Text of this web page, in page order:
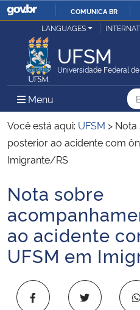
COMUNICA BR
Ministério da Justiça e Segurança Pública
Ministério da Defesa
Ministério das Relações Exteriores
Ministério da Economia
Ministério da Infraestrutura
Ministério da Agricultura, Pecuária e
Ministério da Educação
Ministério da Cidadania
LANGUAGES
UFSM
Universidade Federal
Menu Menu Principal
Você está aqui: UFSM > Nota
posterior ao acidente com
Imigrante/RS
Início do conteúdo
Nota sobre
ao acidente
UFSM em